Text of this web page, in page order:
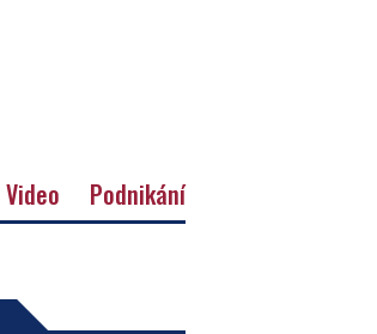
Video Podnikání